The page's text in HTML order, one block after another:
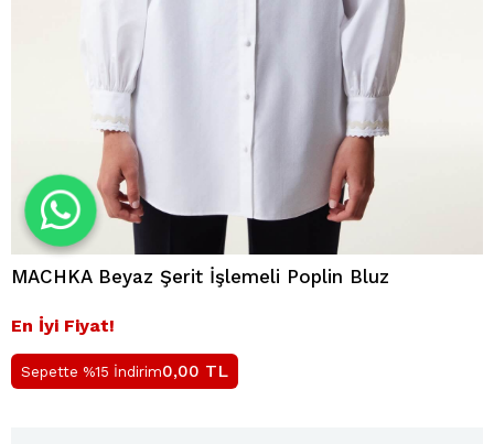
MACHKA Beyaz Şerit İşlemeli Poplin Bluz
En İyi Fiyat!
Sepette %15 İndirim0,00 TL